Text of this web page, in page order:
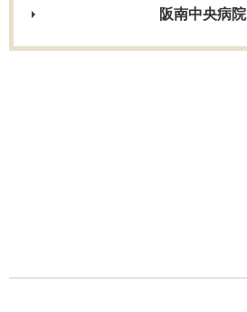
阪南中央病院